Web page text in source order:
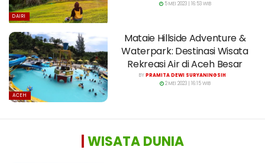
DAIRI
5 MEI 2023 | 16:53 WIB
ACEH
Mataie Hillside Adventure &
Waterpark: Destinasi Wisata
Rekreasi Air di Aceh Besar
BYPRAMITA DEWI SURYANINGSIH
2 MEI 2023 | 16:15 WIB
WISATA DUNIA